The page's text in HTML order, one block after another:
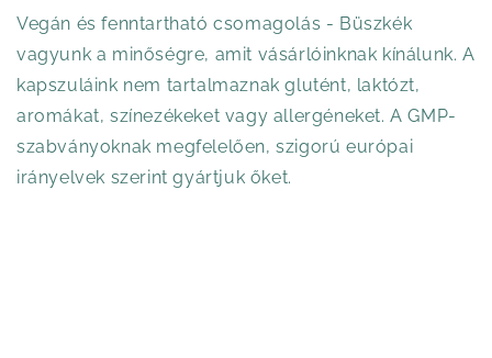
Vegán és fenntartható csomagolás - Büszkék
vagyunk a minőségre, amit vásárlóinknak kínálunk. A
kapszuláink nem tartalmaznak glutént, laktózt,
aromákat, színezékeket vagy allergéneket. A GMP-
szabványoknak megfelelően, szigorú európai
irányelvek szerint gyártjuk őket.